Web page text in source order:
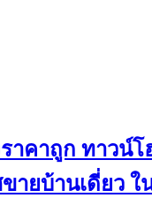
าคาถูก ทาวน์
ายบ้านเดี่ยว ใ